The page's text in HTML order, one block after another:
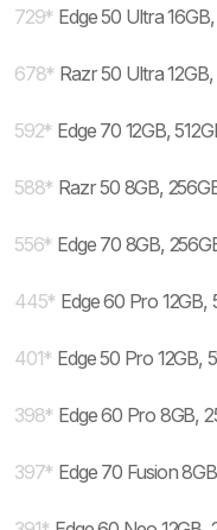
729* Edge 50 Ultra
678* Razr 50 Ultra
592* Edge 70 12GB,
588* Razr 50 8GB,
556* Edge 70 8GB,
445* Edge 60 Pro 12GB,
401* Edge 50 Pro 12GB,
398* Edge 60 Pro 8GB,
397* Edge 70 Fusion